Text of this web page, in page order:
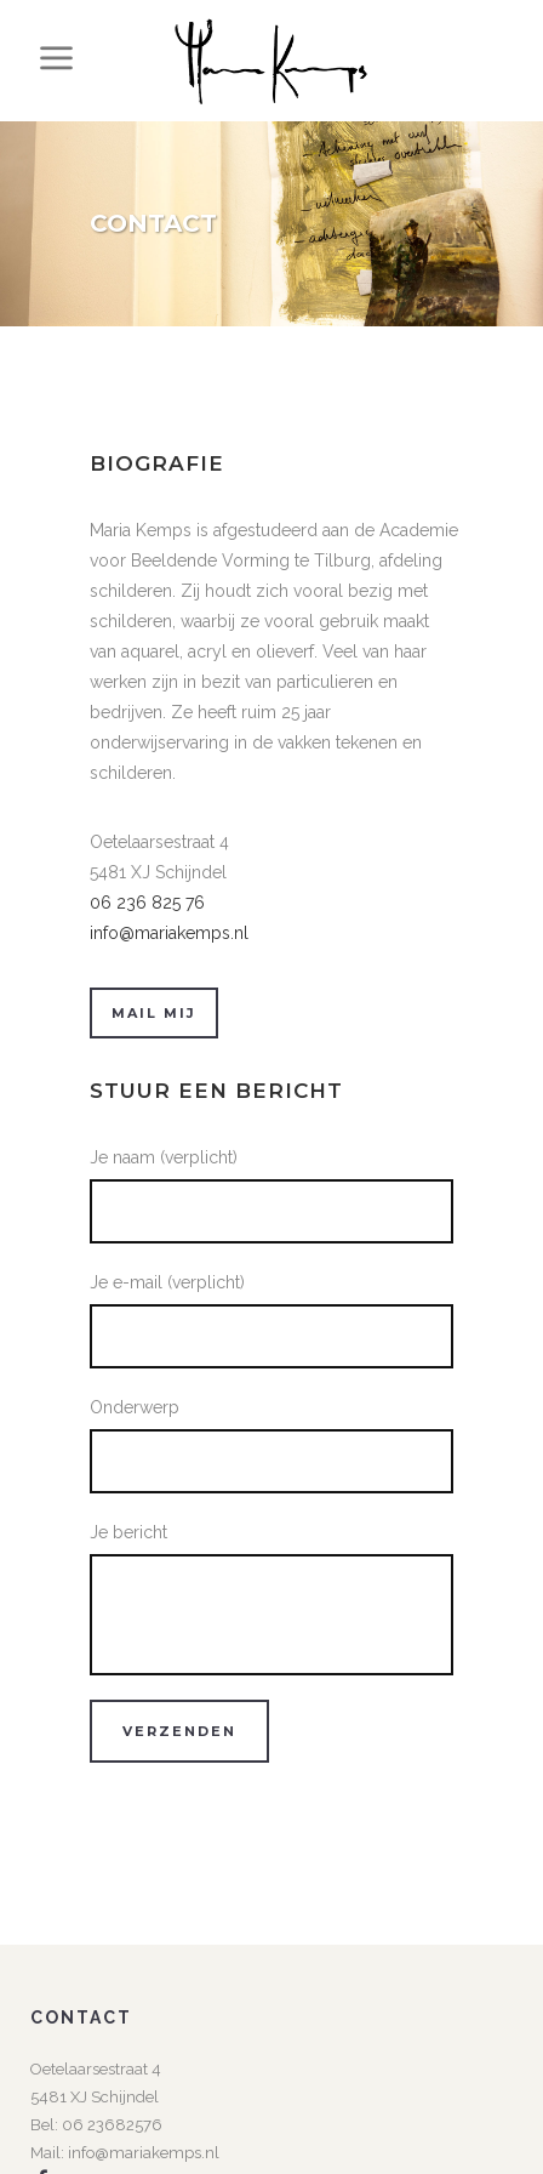
CONTACT
BIOGRAFIE
Maria Kemps is afgestudeerd aan de Academie
voor Beeldende Vorming te Tilburg, afdeling
schilderen. Zij houdt zich vooral bezig met
schilderen, waarbij ze vooral gebruik maakt
van aquarel, acryl en olieverf. Veel van haar
werken zijn in bezit van particulieren en
bedrijven. Ze heeft ruim 25 jaar
onderwijservaring in de vakken tekenen en
schilderen.
Oetelaarsestraat 4
5481 XJ Schijndel
06 236 825 76
info@mariakemps.nl
MAIL MIJ
STUUR EEN BERICHT
Je naam (verplicht)
Je e-mail (verplicht)
Onderwerp
Je bericht
CONTACT
Oetelaarsestraat 4
5481 XJ Schijndel
Bel: 06 23682576
Mail: info@mariakemps.nl